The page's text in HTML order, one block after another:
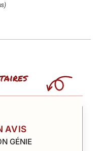
AVIS
GÉNIE